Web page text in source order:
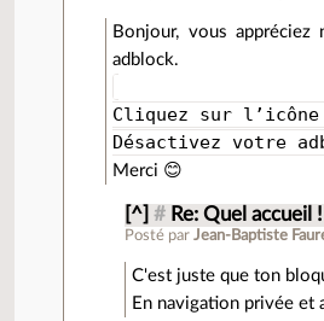
Bonjour, vous
adblock.
Cliquez sur
Désactivez votre
Merci 😊
[^] # Re: Quel accueil !
Posté parJean-Baptiste
C'est juste que ton
En navigation privée et